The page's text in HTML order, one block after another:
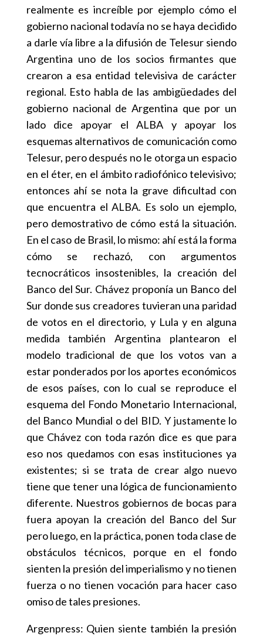
realmente es increíble por ejemplo cómo el
gobierno nacional todavía no se haya decidido
a darle vía libre a la difusión de Telesur siendo
Argentina uno de los socios firmantes que
crearon a esa entidad televisiva de carácter
regional. Esto habla de las ambigüedades del
gobierno nacional de Argentina que por un
lado dice apoyar el ALBA y apoyar los
esquemas alternativos de comunicación como
Telesur, pero después no le otorga un espacio
en el éter, en el ámbito radiofónico televisivo;
entonces ahí se nota la grave dificultad con
que encuentra el ALBA. Es solo un ejemplo,
pero demostrativo de cómo está la situación.
En el caso de Brasil, lo mismo: ahí está la forma
cómo se rechazó, con argumentos
tecnocráticos insostenibles, la creación del
Banco del Sur. Chávez proponía un Banco del
Sur donde sus creadores tuvieran una paridad
de votos en el directorio, y Lula y en alguna
medida también Argentina plantearon el
modelo tradicional de que los votos van a
estar ponderados por los aportes económicos
de esos países, con lo cual se reproduce el
esquema del Fondo Monetario Internacional,
del Banco Mundial o del BID. Y justamente lo
que Chávez con toda razón dice es que para
eso nos quedamos con esas instituciones ya
existentes; si se trata de crear algo nuevo
tiene que tener una lógica de funcionamiento
diferente. Nuestros gobiernos de bocas para
fuera apoyan la creación del Banco del Sur
pero luego, en la práctica, ponen toda clase de
obstáculos técnicos, porque en el fondo
sienten la presión del imperialismo y no tienen
fuerza o no tienen vocación para hacer caso
omiso de tales presiones.
Argenpress: Quien siente también la presión